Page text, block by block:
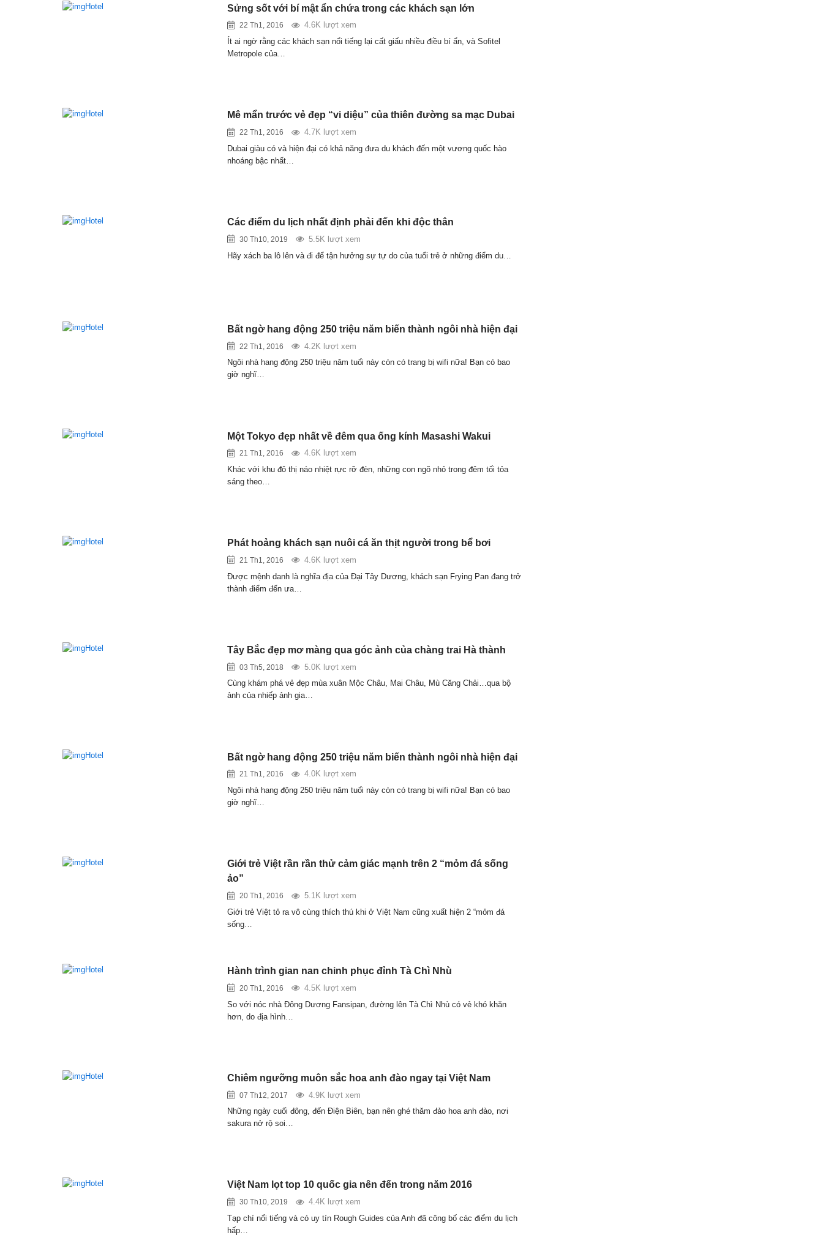
Sửng sốt với bí mật ẩn chứa trong các khách sạn lớn
22 Th1, 2016
4.6K lượt xem
Ít ai ngờ rằng các khách sạn nổi tiếng lại cất giấu nhiều điều bí ẩn, và Sofitel
Metropole của…
Mê mẩn trước vẻ đẹp “vi diệu” của thiên đường sa mạc Dubai
22 Th1, 2016
4.7K lượt xem
Dubai giàu có và hiện đại có khả năng đưa du khách đến một vương quốc hào
nhoáng bậc nhất…
Các điểm du lịch nhất định phải đến khi độc thân
30 Th10, 2019
5.5K lượt xem
Hãy xách ba lô lên và đi để tận hưởng sự tự do của tuổi trẻ ở những điểm du…
Bất ngờ hang động 250 triệu năm biến thành ngôi nhà hiện đại
22 Th1, 2016
4.2K lượt xem
Ngôi nhà hang động 250 triệu năm tuổi này còn có trang bị wifi nữa! Bạn có bao
giờ nghĩ…
Một Tokyo đẹp nhất về đêm qua ống kính Masashi Wakui
21 Th1, 2016
4.6K lượt xem
Khác với khu đô thị náo nhiệt rực rỡ đèn, những con ngõ nhỏ trong đêm tối tỏa
sáng theo…
Phát hoảng khách sạn nuôi cá ăn thịt người trong bể bơi
21 Th1, 2016
4.6K lượt xem
Được mệnh danh là nghĩa địa của Đại Tây Dương, khách sạn Frying Pan đang trở
thành điểm đến ưa…
Tây Bắc đẹp mơ màng qua góc ảnh của chàng trai Hà thành
03 Th5, 2018
5.0K lượt xem
Cùng khám phá vẻ đẹp mùa xuân Mộc Châu, Mai Châu, Mù Căng Chải…qua bộ
ảnh của nhiếp ảnh gia…
Bất ngờ hang động 250 triệu năm biến thành ngôi nhà hiện đại
21 Th1, 2016
4.0K lượt xem
Ngôi nhà hang động 250 triệu năm tuổi này còn có trang bị wifi nữa! Bạn có bao
giờ nghĩ…
Giới trẻ Việt rần rần thử cảm giác mạnh trên 2 “mỏm đá sống
ảo”
20 Th1, 2016
5.1K lượt xem
Giới trẻ Việt tỏ ra vô cùng thích thú khi ở Việt Nam cũng xuất hiện 2 “mỏm đá
sống…
Hành trình gian nan chinh phục đỉnh Tà Chì Nhù
20 Th1, 2016
4.5K lượt xem
So với nóc nhà Đông Dương Fansipan, đường lên Tà Chì Nhù có vẻ khó khăn
hơn, do địa hình…
Chiêm ngưỡng muôn sắc hoa anh đào ngay tại Việt Nam
07 Th12, 2017
4.9K lượt xem
Những ngày cuối đông, đến Điện Biên, bạn nên ghé thăm đảo hoa anh đào, nơi
sakura nở rộ soi…
Việt Nam lọt top 10 quốc gia nên đến trong năm 2016
30 Th10, 2019
4.4K lượt xem
Tạp chí nổi tiếng và có uy tín Rough Guides của Anh đã công bố các điểm du lịch
hấp…